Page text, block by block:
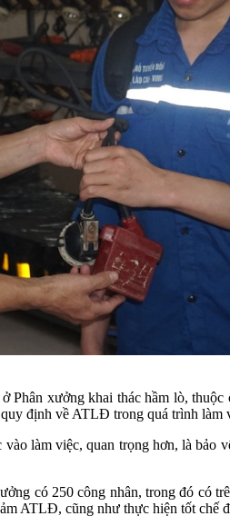
Phân xưởng khai thác hầm lò,
định về ATLĐ trong quá trình làm
làm việc, quan trọng hơn, là bảo
có 250 công nhân, trong đó có
ATLĐ, cũng như thực hiện tốt chế